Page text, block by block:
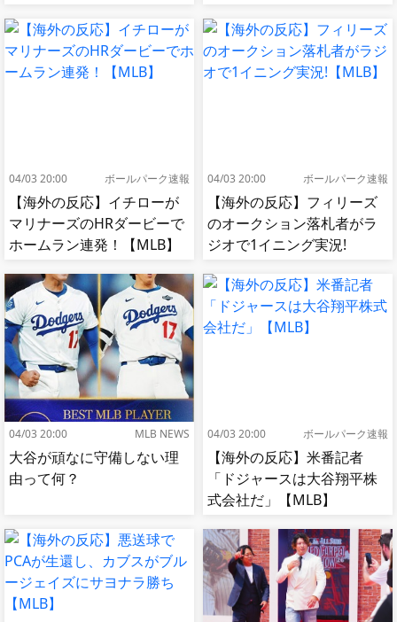
04/03 20:00 ボールパーク速報
【海外の反応】イチローが
マリナーズのHRダービーで
ホームラン連発！【MLB】
04/03 20:00 ボールパーク速報
【海外の反応】フィリーズ
のオークション落札者がラ
ジオで1イニング実況!
04/03 20:00 MLB NEWS
大谷が頑なに守備しない理
由って何？
04/03 20:00 ボールパーク速報
【海外の反応】米番記者
「ドジャースは大谷翔平株
式会社だ」【MLB】